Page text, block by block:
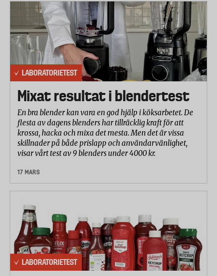
LABORATORIETEST
Mixat resultat i blendertest
En bra blender kan vara en god hjälp i köksarbetet. De
flesta av dagens blenders har tillräcklig kraft för att
krossa, hacka och mixa det mesta. Men det är vissa
skillnader på både prislapp och användarvänlighet,
visar vårt test av 9 blenders under 4000 kr.
17 MARS
LABORATORIETEST